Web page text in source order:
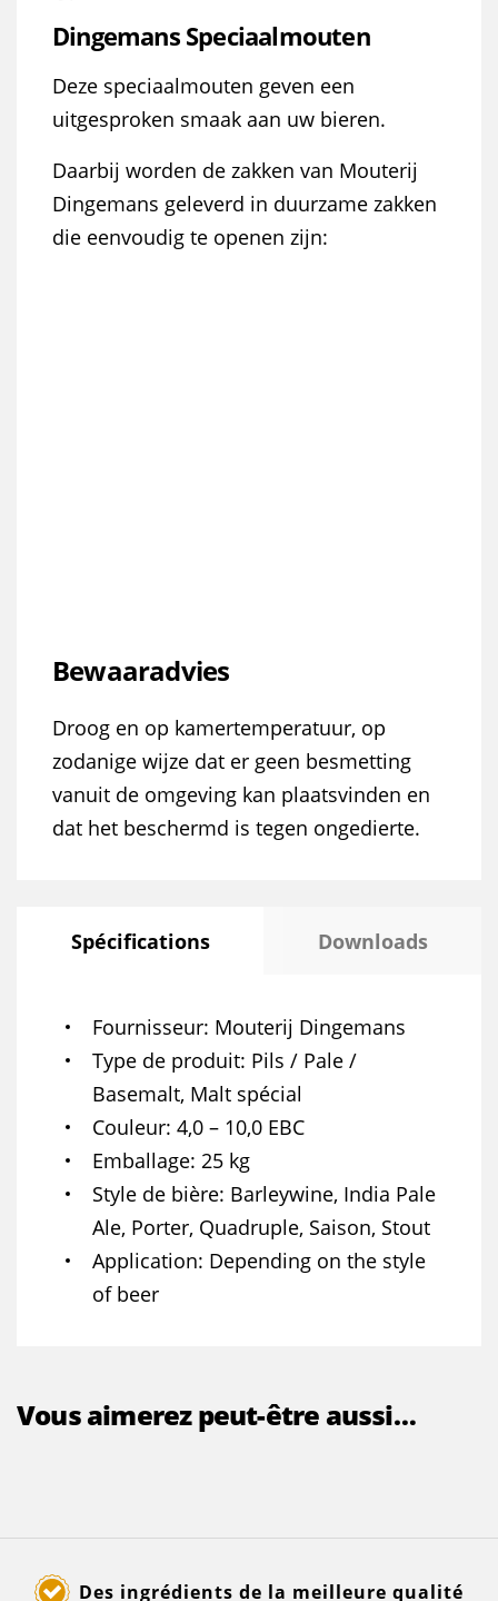
Dingemans Speciaalmouten
Deze speciaalmouten geven een
uitgesproken smaak aan uw bieren.
Daarbij worden de zakken van Mouterij
Dingemans geleverd in duurzame zakken
die eenvoudig te openen zijn:
Bewaaradvies
Droog en op kamertemperatuur, op
zodanige wijze dat er geen besmetting
vanuit de omgeving kan plaatsvinden en
dat het beschermd is tegen ongedierte.
Spécifications Downloads
Fournisseur Mouterij Dingemans
Type de produit Pils / Pale /
Basemalt, Malt spécial
Couleur 4,0 – 10,0 EBC
Emballage 25 kg
Style de bière Barleywine, India Pale
Ale, Porter, Quadruple, Saison, Stout
Application Depending on the style
of beer
Vous aimerez peut-être aussi…
Des ingrédients de la meilleure qualité